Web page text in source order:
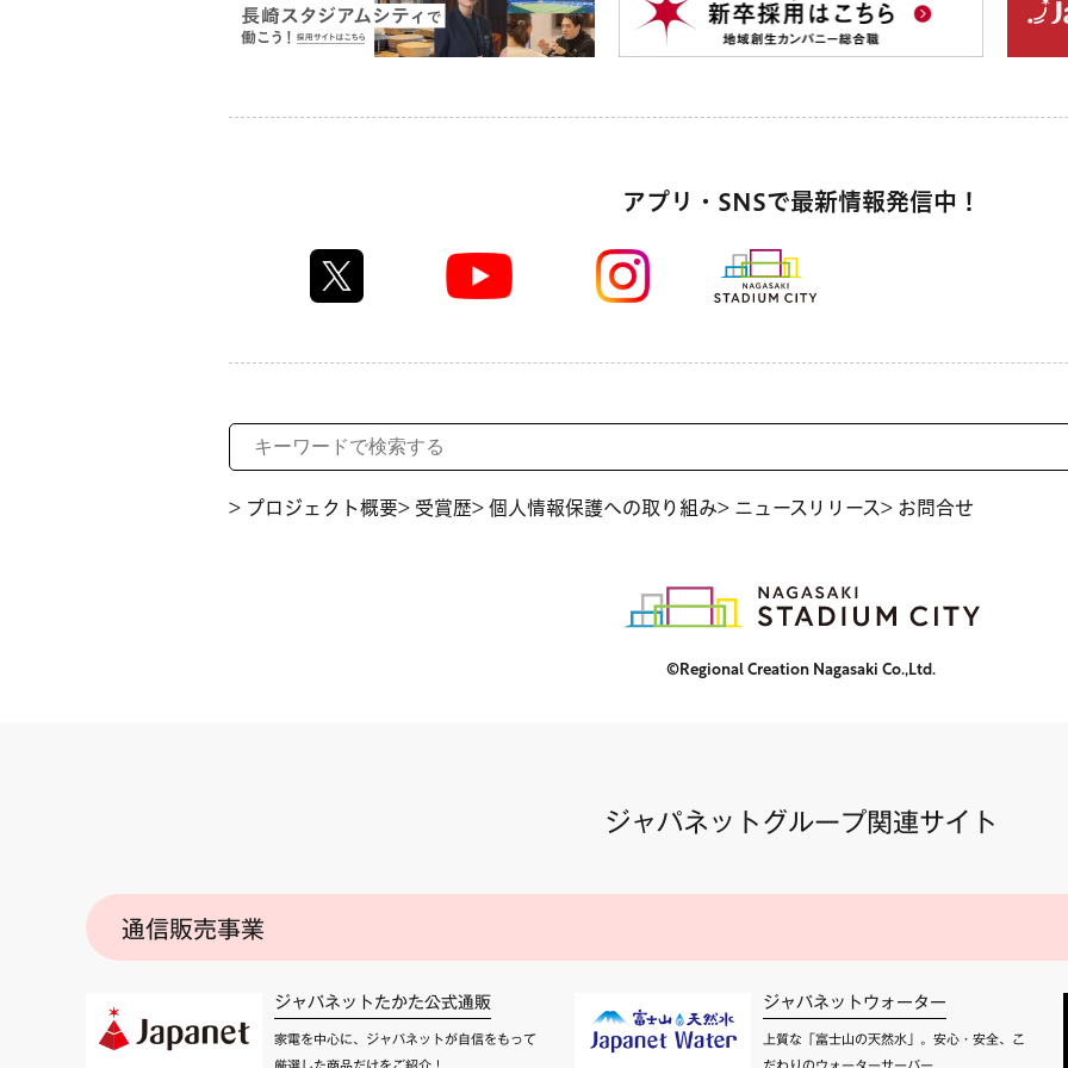
アプリ・SNSで最新情報発信中！
> プロジェクト概要> 受賞歴> 個人情報保護への取り組み> ニュースリリース> お問合せ
©Regional Creation Nagasaki Co.,Ltd.
ジャパネットグループ関連サイト
通信販売事業
ジャパネットたかた公式通販
家電を中心に、ジャパネットが自信をもって
ジャパネットウォーター
上質な「富士山の天然水」。安心・安全、こ